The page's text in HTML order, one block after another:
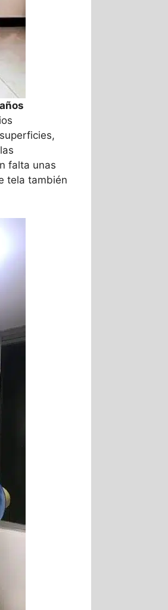
falta unas
tela también